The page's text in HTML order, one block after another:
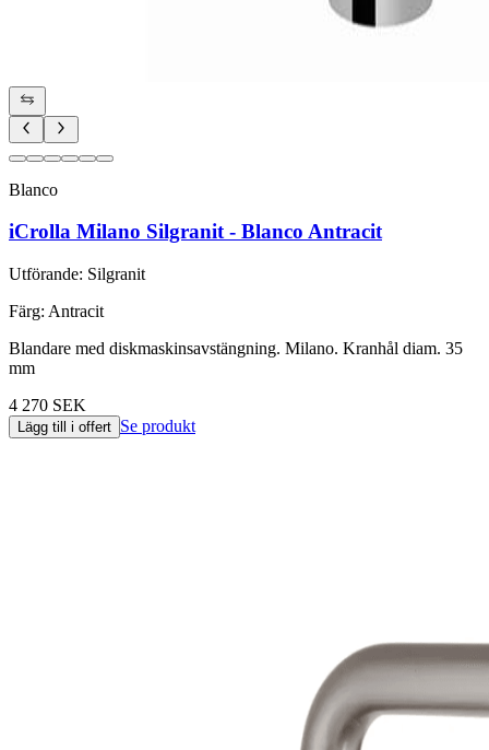
Blanco
iCrolla Milano Silgranit - Blanco Antracit
Utförande: Silgranit
Färg: Antracit
Blandare med diskmaskinsavstängning. Milano. Kranhål diam. 35
mm
4 270 SEK
Lägg till i offert Se produkt